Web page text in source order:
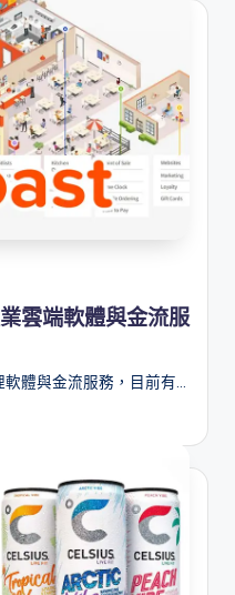
雲端軟體與金流服
體與金流服務，目前有…